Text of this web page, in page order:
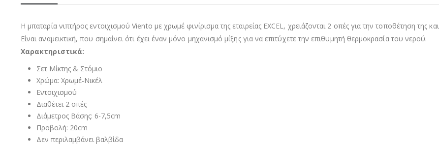
Η μπαταρία νιπτήρος εντοιχισμού Viento με χρωμέ φινίρισμα της εταιρείας EXCEL, χρειάζονται 2 οπές για την τοποθέτηση της
Είναι αναμεικτική, που σημαίνει ότι έχει έναν μόνο μηχανισμό μίξης για να επιτύχετε την επιθυμητή θερμοκρασία του νερού.
Χαρακτηριστικά:
Σετ Μίκτης & Στόμιο
Χρώμα: Χρωμέ-Νικέλ
Εντοιχισμού
Διαθέτει 2 οπές
Διάμετρος Βάσης: 6-7,5cm
Προβολή: 20cm
Δεν περιλαμβάνει βαλβίδα